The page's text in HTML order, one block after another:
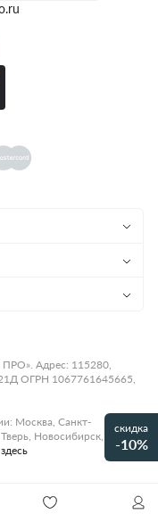
Адрес: 115280,
ОГРН 1067761645665,
Москва, Санкт-
Новосибирск,
здесь
скидка
-10%